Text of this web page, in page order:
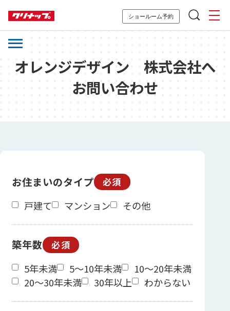
ショールーム予約
オレンジデザイン 株式会社へ
お問い合わせ
お住まいのタイプ 必須
戸建て マンション その他
築年数 必須
5年未満 5～10年未満
10～20年未満
20～30年未満
30年以上 わからない